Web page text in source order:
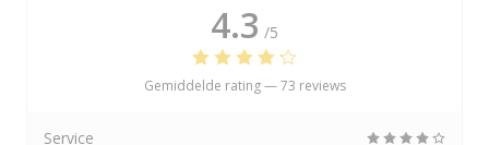
4.3 /5
Gemiddelde rating —73 reviews
Service